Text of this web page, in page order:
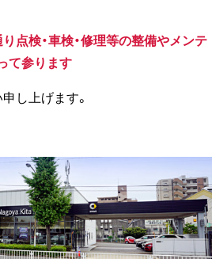
点検・車検・修理等の整備やメンテ
て参ります
し上げます。